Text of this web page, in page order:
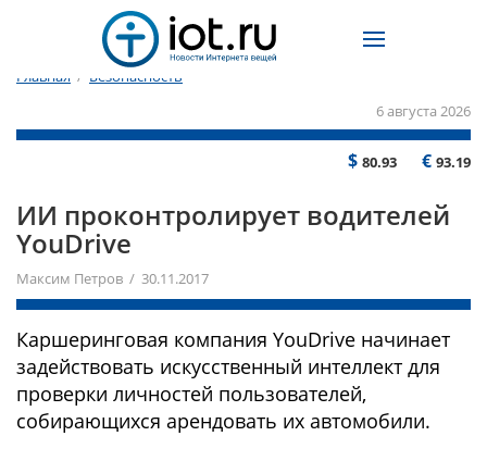
Главная / Безопасность
6 августа 2026
$ 80.93 € 93.19
ИИ проконтролирует водителей
YouDrive
Максим Петров / 30.11.2017
Каршеринговая компания YouDrive начинает
задействовать искусственный интеллект для
проверки личностей пользователей,
собирающихся арендовать их автомобили.